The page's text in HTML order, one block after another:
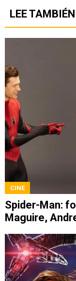
LEE TAMBIÉN
CINE
Spider-Man:
Maguire,